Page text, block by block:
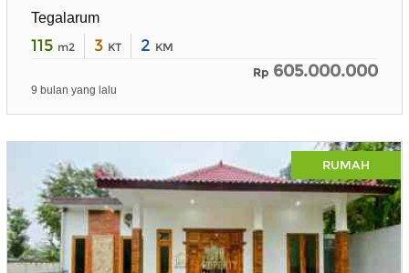
Tegalarum
115 m2 3 KT 2 KM
Rp 605.000.000
9 bulan yang lalu
RUMAH